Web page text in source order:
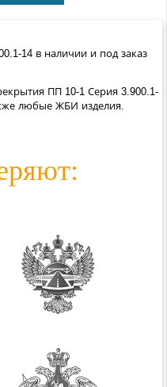
14 в наличии и под заказ
ПП 10-1 Серия 3.900.1-
любые ЖБИ изделия.